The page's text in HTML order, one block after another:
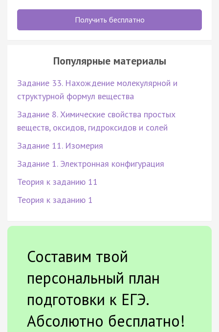
Получить бесплатно
Популярные материалы
Задание 33. Нахождение молекулярной и
структурной формул вещества
Задание 8. Химические свойства простых
веществ, оксидов, гидроксидов и солей
Задание 11. Изомерия
Задание 1. Электронная конфигурация
Теория к заданию 11
Теория к заданию 1
Составим твой
персональный план
подготовки к ЕГЭ.
Абсолютно бесплатно!